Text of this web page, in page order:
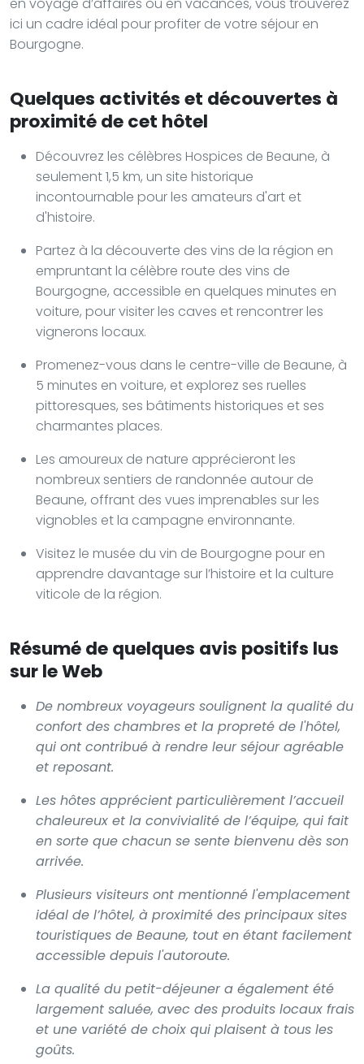
ici un cadre idéal pour profiter de votre séjour en
Bourgogne.
Quelques activités et découvertes à
proximité de cet hôtel
Découvrez les célèbres Hospices de Beaune, à
seulement 1,5 km, un site historique
incontournable pour les amateurs d'art et
d'histoire.
Partez à la découverte des vins de la région en
empruntant la célèbre route des vins de
Bourgogne, accessible en quelques minutes en
voiture, pour visiter les caves et rencontrer les
vignerons locaux.
Promenez-vous dans le centre-ville de Beaune, à
5 minutes en voiture, et explorez ses ruelles
pittoresques, ses bâtiments historiques et ses
charmantes places.
Les amoureux de nature apprécieront les
nombreux sentiers de randonnée autour de
Beaune, offrant des vues imprenables sur les
vignobles et la campagne environnante.
Visitez le musée du vin de Bourgogne pour en
apprendre davantage sur l’histoire et la culture
viticole de la région.
Résumé de quelques avis positifs lus
sur le Web
De nombreux voyageurs soulignent la qualité du
confort des chambres et la propreté de l'hôtel,
qui ont contribué à rendre leur séjour agréable
et reposant.
Les hôtes apprécient particulièrement l’accueil
chaleureux et la convivialité de l’équipe, qui fait
en sorte que chacun se sente bienvenu dès son
arrivée.
Plusieurs visiteurs ont mentionné l'emplacement
idéal de l’hôtel, à proximité des principaux sites
touristiques de Beaune, tout en étant facilement
accessible depuis l'autoroute.
La qualité du petit-déjeuner a également été
largement saluée, avec des produits locaux frais
et une variété de choix qui plaisent à tous les
goûts.